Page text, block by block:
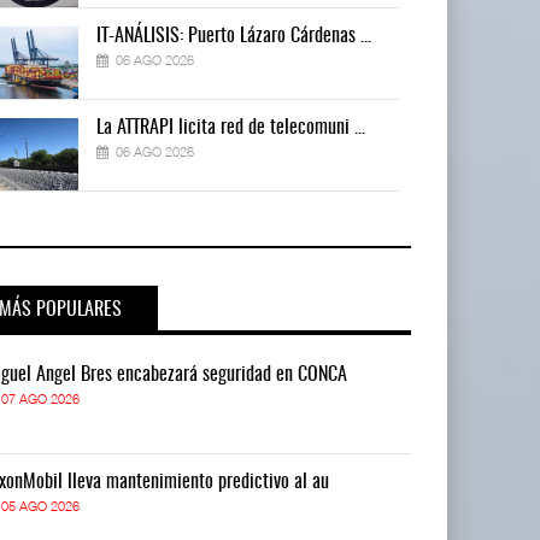
IT-ANÁLISIS: Puerto Lázaro Cárdenas ...
06 AGO 2026
La ATTRAPI licita red de telecomuni ...
06 AGO 2026
MÁS POPULARES
Ángel Bres encabezará seguridad en CONCA
07 AGO 2026
lleva mantenimiento predictivo al au
05 AGO 2026